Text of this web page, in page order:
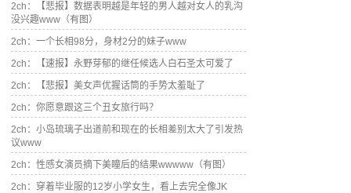
2ch：【悲报】数据表明越是年轻的男人越对女人的乳沟
没兴趣www（有图）
2ch：一个长相98分，身材2分的妹子www
2ch：【速报】永野芽郁的继任候选人白石圣太可爱了
2ch：【悲报】美女声优握话筒的手势太羞耻了
2ch：你愿意跟这三个丑女旅行吗？
2ch：小岛琉璃子出道前和现在的长相差别太大了引发热
议www
2ch：性感女演员摘下美瞳后的结果wwwww（有图）
2ch：穿着毕业服的12岁小学女生，看上去完全像JK